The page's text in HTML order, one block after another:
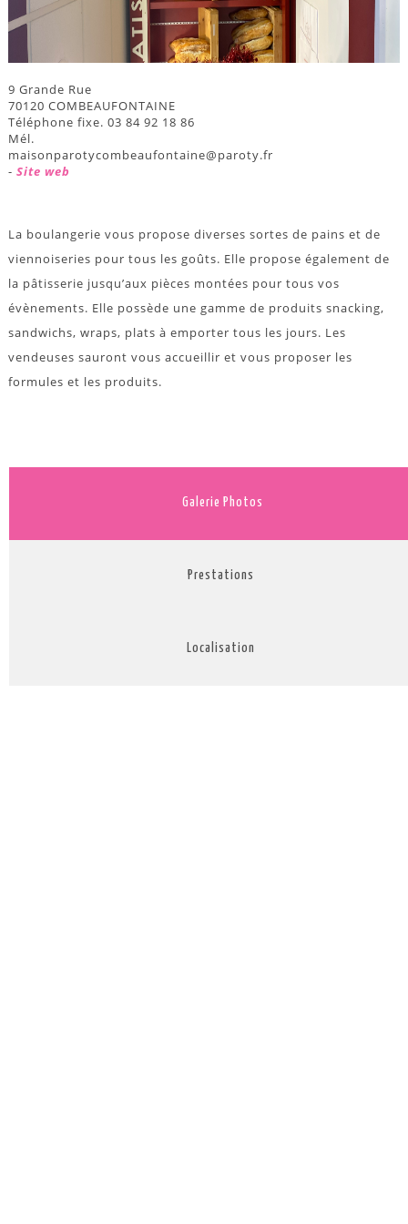
9 Grande Rue
70120 COMBEAUFONTAINE
Téléphone fixe. 03 84 92 18 86
Mél.
maisonparotycombeaufontaine@paroty.fr
- Site web
La boulangerie vous propose diverses sortes de pains et de
viennoiseries pour tous les goûts. Elle propose également de
la pâtisserie jusqu’aux pièces montées pour tous vos
évènements. Elle possède une gamme de produits snacking,
sandwichs, wraps, plats à emporter tous les jours. Les
vendeuses sauront vous accueillir et vous proposer les
formules et les produits.
Galerie Photos
Prestations
Localisation